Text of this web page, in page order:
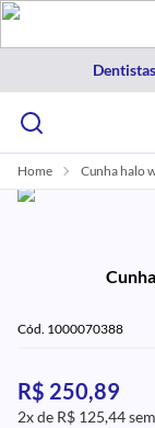
Dentistas
Home Cunha halo
Cód. 1000070388
R$ 250,89
2x de R$ 125,44